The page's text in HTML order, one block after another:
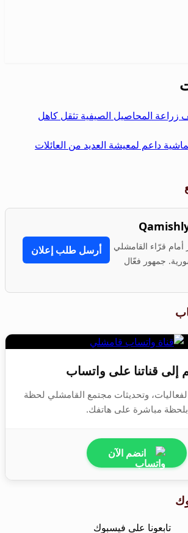
زراعة المحاصيل الصيفية تثقل كاهل
داعم لمعيشة العديد من العائلات
قرّاء القامشلي
جمهور فعّال
أرسل طلب إعلان
إلى قناتنا على واتساب
الفعاليات، وتحديثات مجتمع القامشلي لحظة
بلحظة مباشرة على هاتفك.
انضم الآن